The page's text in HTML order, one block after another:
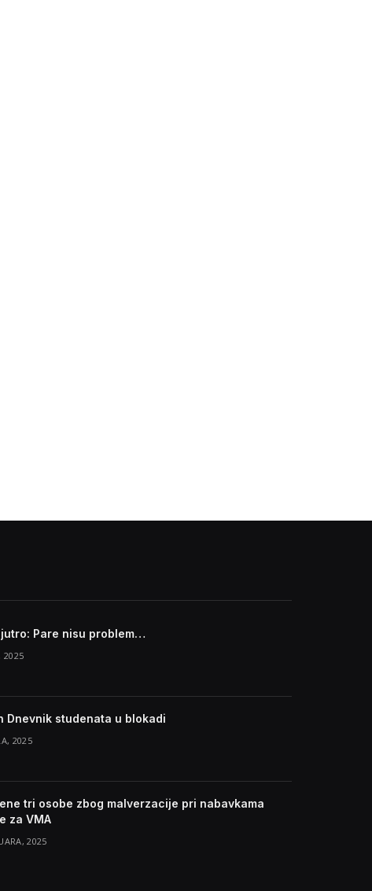
Pare nisu problem…
2025
Dnevnik studenata u blokadi
2025
tri osobe zbog malverzacije pri nabavkama
za VMA
2025